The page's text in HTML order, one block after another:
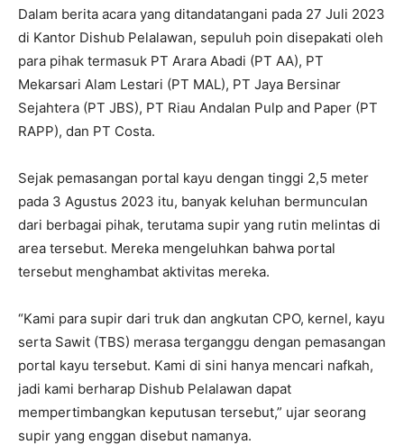
Dalam berita acara yang ditandatangani pada 27 Juli 2023
di Kantor Dishub Pelalawan, sepuluh poin disepakati oleh
para pihak termasuk PT Arara Abadi (PT AA), PT
Mekarsari Alam Lestari (PT MAL), PT Jaya Bersinar
Sejahtera (PT JBS), PT Riau Andalan Pulp and Paper (PT
RAPP), dan PT Costa.
Sejak pemasangan portal kayu dengan tinggi 2,5 meter
pada 3 Agustus 2023 itu, banyak keluhan bermunculan
dari berbagai pihak, terutama supir yang rutin melintas di
area tersebut. Mereka mengeluhkan bahwa portal
tersebut menghambat aktivitas mereka.
“Kami para supir dari truk dan angkutan CPO, kernel, kayu
serta Sawit (TBS) merasa terganggu dengan pemasangan
portal kayu tersebut. Kami di sini hanya mencari nafkah,
jadi kami berharap Dishub Pelalawan dapat
mempertimbangkan keputusan tersebut,” ujar seorang
supir yang enggan disebut namanya.